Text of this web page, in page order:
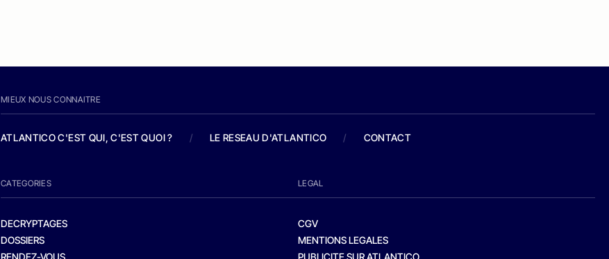
MIEUX NOUS CONNAITRE
ATLANTICO C'EST QUI, C'EST QUOI ? / LE RESEAU D'ATLANTICO / CONTACT
CATEGORIES
DECRYPTAGES
DOSSIERS
RENDEZ-VOUS
LEGAL
CGV
MENTIONS LEGALES
PUBLICITE SUR ATLANTICO